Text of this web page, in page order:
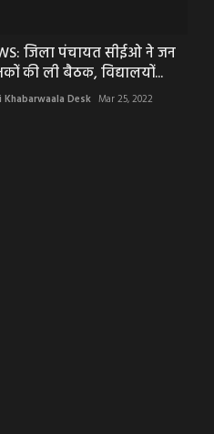
जिला पंचायत सीईओ ने जन
की ली बैठक, विद्यालयों...
Khabarwaala Desk Mar 25, 2022